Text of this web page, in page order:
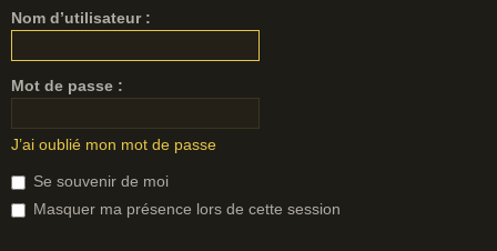
Nom d’utilisateur :
Mot de passe :
J’ai oublié mon mot de passe
Se souvenir de moi
Masquer ma présence lors de cette session